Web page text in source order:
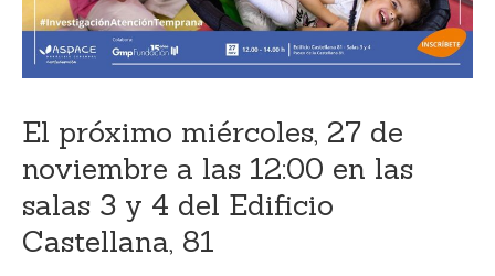
El próximo miércoles, 27 de
noviembre a las 12:00 en las
salas 3 y 4 del Edificio
Castellana, 81